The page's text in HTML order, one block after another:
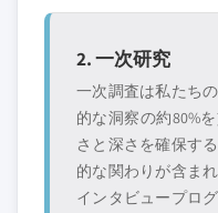
2. 一次研究
一次調査は私たち
的な洞察の約80%
さと深さを確保す
的な関わりが含ま
インタビュープロ